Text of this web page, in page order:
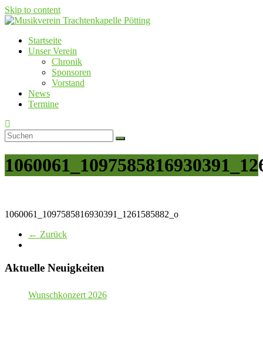
Skip to content
Musikverein Trachtenkapelle Pötting
Startseite
Unser Verein
Chronik
Sponsoren
Vorstand
News
Termine
1060061_1097585816930391_1261585882_o
← Zurück
Aktuelle Neuigkeiten
Wunschkonzert 2026